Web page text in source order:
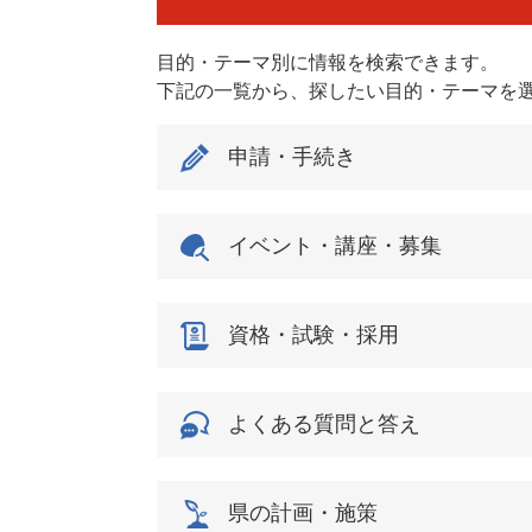
目的・テーマ別に情報を検索できます。
下記の一覧から、探したい目的・テーマを
申請・手続き
イベント・講座・募集
資格・試験・採用
よくある質問と答え
県の計画・施策